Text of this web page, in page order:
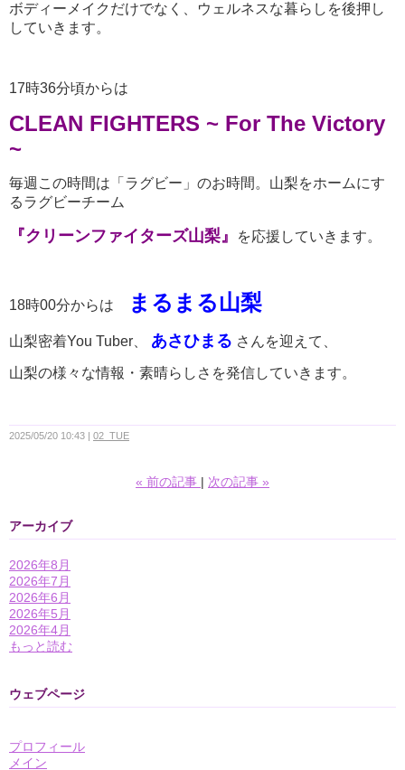
ボディーメイクだけでなく、ウェルネスな暮らしを後押し
していきます。
17時36分頃からは
CLEAN FIGHTERS ~ For The Victory
~
毎週この時間は「ラグビー」のお時間。山梨をホームにす
るラグビーチーム
『クリーンファイターズ山梨』 を応援していきます。
18時00分からは まるまる山梨
山梨密着You Tuber、 あさひまる さんを迎えて、
山梨の様々な情報・素晴らしさを発信していきます。
2025/05/20 10:43 02_TUE
« 前の記事 次の記事 »
アーカイブ
2026年8月
2026年7月
2026年6月
2026年5月
2026年4月
もっと読む
ウェブページ
プロフィール
メイン